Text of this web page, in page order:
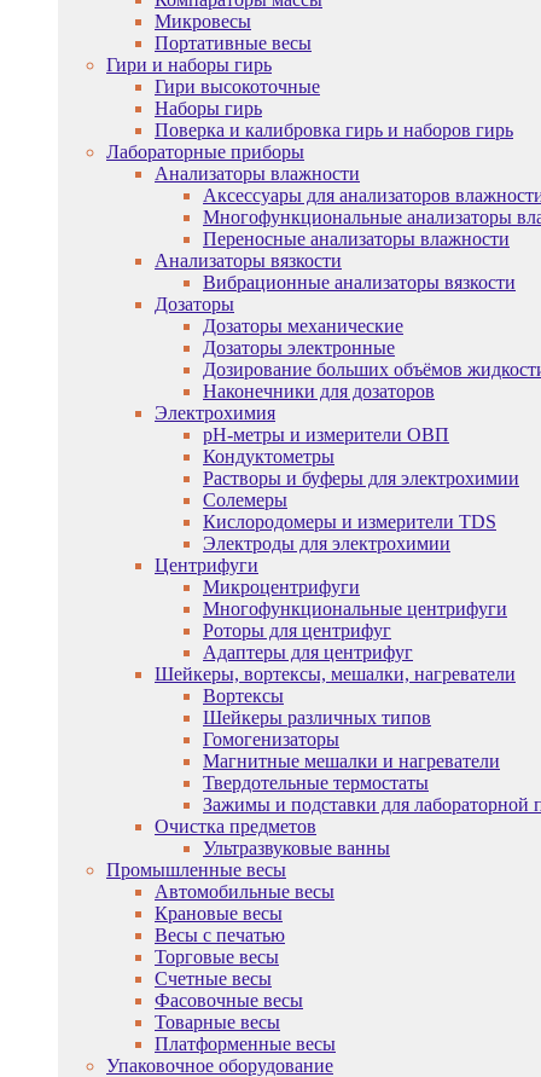
Микровесы
Портативные весы
Гири и наборы гирь
Гири высокоточные
Наборы гирь
Поверка и калибровка гирь и наборов гирь
Лабораторные приборы
Анализаторы влажности
Аксессуары для анализаторов
Многофункциональные анализаторы
Переносные анализаторы влажности
Анализаторы вязкости
Вибрационные анализаторы вязкости
Дозаторы
Дозаторы механические
Дозаторы электронные
Дозирование больших объёмов
Наконечники для дозаторов
Электрохимия
pH-метры и измерители ОВП
Кондуктометры
Растворы и буферы для электрохимии
Солемеры
Кислородомеры и измерители TDS
Электроды для электрохимии
Центрифуги
Микроцентрифуги
Многофункциональные центрифуги
Роторы для центрифуг
Адаптеры для центрифуг
Шейкеры, вортексы, мешалки, нагреватели
Вортексы
Шейкеры различных типов
Гомогенизаторы
Магнитные мешалки и нагреватели
Твердотельные термостаты
Зажимы и подставки для лабораторной
Очистка предметов
Ультразвуковые ванны
Промышленные весы
Автомобильные весы
Крановые весы
Весы с печатью
Торговые весы
Счетные весы
Фасовочные весы
Товарные весы
Платформенные весы
Упаковочное оборудование